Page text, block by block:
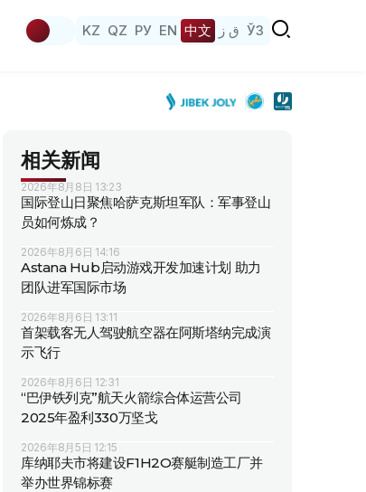
KZ QZ РУ EN 中文 ق ز ЎЗ
相关新闻
2026年8月8日 13:23
国际登山日聚焦哈萨克斯坦军队：军事登山
员如何炼成？
2026年8月6日 14:16
Astana Hub启动游戏开发加速计划 助力
团队进军国际市场
2026年8月6日 13:11
首架载客无人驾驶航空器在阿斯塔纳完成演
示飞行
2026年8月6日 12:31
“巴伊铁列克”航天火箭综合体运营公司
2025年盈利330万坚戈
2026年8月5日 12:15
库纳耶夫市将建设F1H2O赛艇制造工厂并
举办世界锦标赛